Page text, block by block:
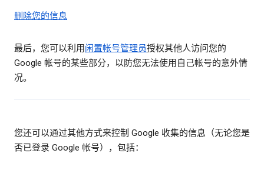
删除您的信息
最后，您可以利用闲置帐号管理员授权其他人访问您的
Google 帐号的某些部分，以防您无法使用自己帐号的意外情
况。
您还可以通过其他方式来控制 Google 收集的信息（无论您是
否已登录 Google 帐号），包括：